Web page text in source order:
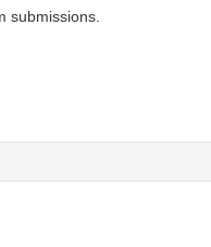
submissions.